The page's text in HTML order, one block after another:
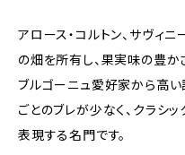
アロース・コルトン、サヴィ
の畑を所有し、果実味の豊
ブルゴーニュ愛好家から高い
ごとのブレが少なく、クラシ
表現する名門です。